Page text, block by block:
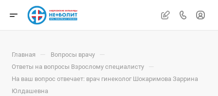
Главная — Вопросы врачу —
Ответы на вопросы Взрослому специалисту —
На ваш вопрос отвечает: врач гинеколог Шокаримова Заррина
Юлдашевна